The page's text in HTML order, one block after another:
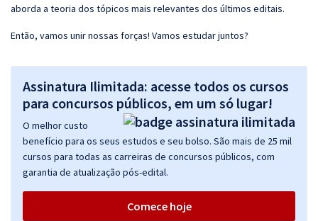
aborda a teoria dos tópicos mais relevantes dos últimos editais.
Então, vamos unir nossas forças! Vamos estudar juntos?
Assinatura Ilimitada: acesse todos os cursos
para concursos públicos, em um só lugar!
O melhor custo
benefício para os seus estudos e seu bolso. São mais de 25 mil
cursos para todas as carreiras de concursos públicos, com
garantia de atualização pós-edital.
Comece hoje